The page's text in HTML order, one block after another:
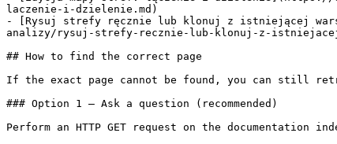
laczenie-i-dzielenie.md)
- [Rysuj strefy ręcznie lub klonuj z istniejącej
analizy/rysuj-strefy-recznie-lub-klonuj-z-istniejacej-
## How to find the correct page
If the exact page cannot be found, you can still
### Option 1 — Ask a question (recommended)
Perform an HTTP GET request on the